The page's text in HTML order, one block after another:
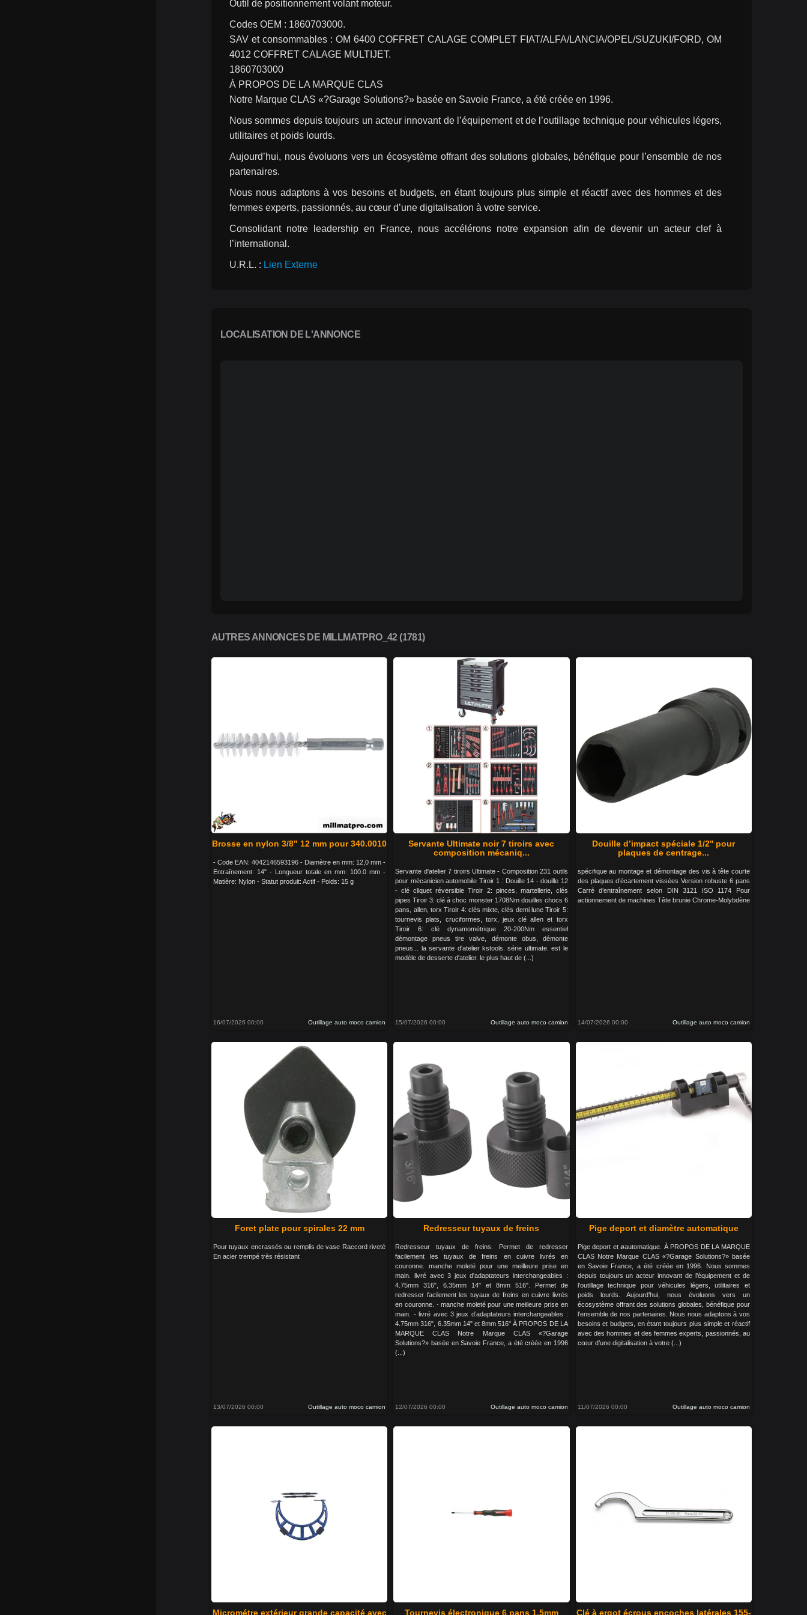
Outil de positionnement volant moteur.
Codes OEM : 1860703000.
SAV et consommables : OM 6400 COFFRET CALAGE COMPLET FIAT/ALFA/LANCIA/OPEL/SUZUKI/FORD, OM
4012 COFFRET CALAGE MULTIJET.
1860703000
À PROPOS DE LA MARQUE CLAS
Notre Marque CLAS «?Garage Solutions?» basée en Savoie France, a été créée en 1996.
Nous sommes depuis toujours un acteur innovant de l’équipement et de l’outillage technique pour véhicules légers,
utilitaires et poids lourds.
Aujourd’hui, nous évoluons vers un écosystème offrant des solutions globales, bénéfique pour l’ensemble de nos
partenaires.
Nous nous adaptons à vos besoins et budgets, en étant toujours plus simple et réactif avec des hommes et des
femmes experts, passionnés, au cœur d’une digitalisation à votre service.
Consolidant notre leadership en France, nous accélérons notre expansion afin de devenir un acteur clef à
l’international.
U.R.L. : Lien Externe
LOCALISATION DE L'ANNONCE
AUTRES ANNONCES DE MILLMATPRO_42 (1781)
Brosse en nylon 3/8" 12 mm pour 340.0010
- Code EAN: 4042146593196 - Diamètre en mm: 12,0 mm -
Entraînement: 14" - Longueur totale en mm: 100.0 mm -
Matière: Nylon - Statut produit: Actif - Poids: 15 g
16/07/2026 00:00 Outillage auto moco camion
Servante Ultimate noir 7 tiroirs avec
composition mécaniq...
Servante d'atelier 7 tiroirs Ultimate - Composition 231 outils
pour mécanicien automobile Tiroir 1 : Douille 14 - douille 12
- clé cliquet réversible Tiroir 2: pinces, martellerie, clés
pipes Tiroir 3: clé à choc monster 1708Nm douilles chocs 6
pans, allen, torx Tiroir 4: clés mixte, clés demi lune Tiroir 5:
tournevis plats, cruciformes, torx, jeux clé allen et torx
Tiroir 6: clé dynamométrique 20-200Nm essentiel
démontage pneus tire valve, démonte obus, démonte
pneus... la servante d'atelier kstools. série ultimate. est le
modèle de desserte d'atelier. le plus haut de (...)
15/07/2026 00:00 Outillage auto moco camion
Douille d’impact spéciale 1/2'' pour
plaques de centrage...
spécifique au montage et démontage des vis à tête courte
des plaques d’écartement vissées Version robuste 6 pans
Carré d’entraînement selon DIN 3121 ISO 1174 Pour
actionnement de machines Tête brunie Chrome-Molybdène
14/07/2026 00:00 Outillage auto moco camion
Foret plate pour spirales 22 mm
Pour tuyaux encrassés ou remplis de vase Raccord riveté
En acier trempé très résistant
13/07/2026 00:00 Outillage auto moco camion
Redresseur tuyaux de freins
Redresseur tuyaux de freins. Permet de redresser
facilement les tuyaux de freins en cuivre livrés en
couronne. manche moleté pour une meilleure prise en
main. livré avec 3 jeux d'adaptateurs interchangeables :
4.75mm 316", 6.35mm 14" et 8mm 516". Permet de
redresser facilement les tuyaux de freins en cuivre livrés
en couronne. - manche moleté pour une meilleure prise en
main. - livré avec 3 jeux d’adaptateurs interchangeables :
4.75mm 316", 6.35mm 14" et 8mm 516" À PROPOS DE LA
MARQUE CLAS Notre Marque CLAS «?Garage
Solutions?» basée en Savoie France, a été créée en 1996
(...)
12/07/2026 00:00 Outillage auto moco camion
Pige deport et diamètre automatique
Pige deport et øautomatique. À PROPOS DE LA MARQUE
CLAS Notre Marque CLAS «?Garage Solutions?» basée
en Savoie France, a été créée en 1996. Nous sommes
depuis toujours un acteur innovant de l’équipement et de
l’outillage technique pour véhicules légers, utilitaires et
poids lourds. Aujourd’hui, nous évoluons vers un
écosystème offrant des solutions globales, bénéfique pour
l’ensemble de nos partenaires. Nous nous adaptons à vos
besoins et budgets, en étant toujours plus simple et réactif
avec des hommes et des femmes experts, passionnés, au
cœur d’une digitalisation à votre (...)
11/07/2026 00:00 Outillage auto moco camion
Micrométre extérieur grande capacité avec Tournevis électronique 6 pans 1.5mm Clé à ergot écrous encoches latérales 155-